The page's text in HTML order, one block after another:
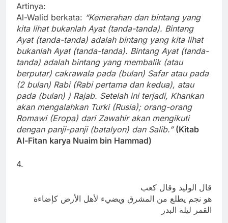
Artinya:
Al-Walid berkata: “Kemerahan dan bintang yang
kita lihat bukanlah Ayat (tanda-tanda). Bintang
Ayat (tanda-tanda) adalah bintang yang kita lihat
bukanlah Ayat (tanda-tanda). Bintang Ayat (tanda-
tanda) adalah bintang yang membalik (atau
berputar) cakrawala pada (bulan) Safar atau pada
(2 bulan) Rabi (Rabi pertama dan kedua), atau
pada (bulan) ) Rajab. Setelah ini terjadi, Khankan
akan mengalahkan Turki (Rusia); orang-orang
Romawi (Eropa) dari Zawahir akan mengikuti
dengan panji-panji (batalyon) dan Salib.” (Kitab
Al-Fitan karya Nuaim bin Hammad)
4.
قال الوليد وقال كعب
هو نجم يطلع من المشرق ويضيء لأهل الأرض كإضاءة
القمر ليلة البدر